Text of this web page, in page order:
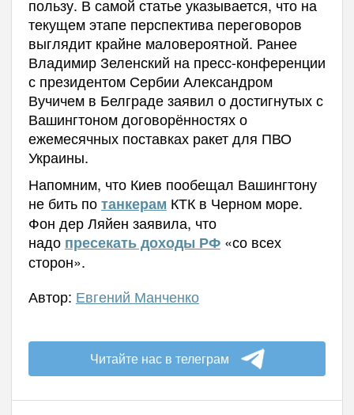
пользу. В самой статье указывается, что на
текущем этапе перспектива переговоров
выглядит крайне маловероятной. Ранее
Владимир Зеленский на пресс-конференции
с президентом Сербии Александром
Вучичем в Белграде заявил о достигнутых с
Вашингтоном договорённостях о
ежемесячных поставках ракет для ПВО
Украины.
Напомним, что Киев пообещал Вашингтону
не бить потанкерам КТК в Черном море.
Фон дер Ляйен заявила, что
надо пресекать доходы РФ«со всех
сторон».
Автор: Евгений Манченко
Читайте нас в телеграм